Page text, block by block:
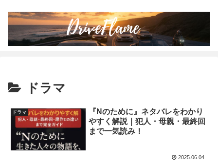
ドラマ
ドラマ
『Nのために』ネタバレをわかり
やすく解説｜犯人・母親・最終回
まで一気読み！
2025.06.04